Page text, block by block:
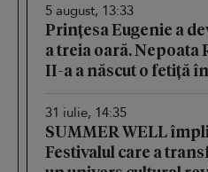
5 august, 13:33
Prințesa Eugenie a
a treia oară. Nepoata
II-a a născut o fetiță
31 iulie, 14:35
SUMMER WELL
Festivalul care a